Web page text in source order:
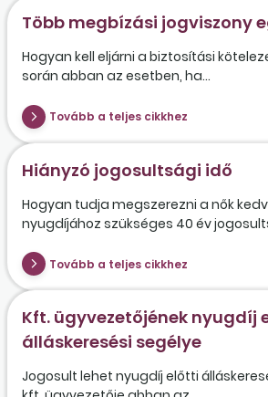
Több megbízási jogviszony
Hogyan kell eljárni a biztosítási
során abban az esetben, ha...
Tovább a teljes cikkhez
Hiányzó jogosultsági idő
Hogyan tudja megszerezni a nők
nyugdíjához szükséges 40 év
Tovább a teljes cikkhez
Kft. ügyvezetőjének nyugdíj
álláskeresési segélye
Jogosult lehet nyugdíj előtti